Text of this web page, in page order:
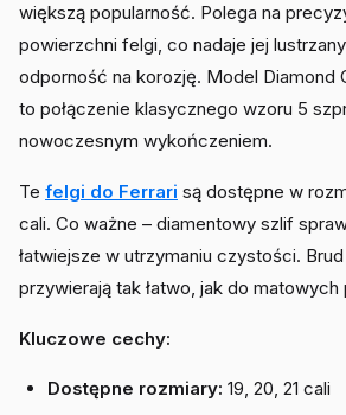
większą popularność. Polega na
powierzchni felgi, co nadaje jej
odporność na korozję. Model Diamond
to połączenie klasycznego wzoru 5
nowoczesnym wykończeniem.
Te felgi do Ferrari są dostępne w
cali. Co ważne – diamentowy szlif
łatwiejsze w utrzymaniu czystości.
przywierają tak łatwo, jak do matowych
Kluczowe cechy:
Dostępne rozmiary: 19, 20, 21 cali